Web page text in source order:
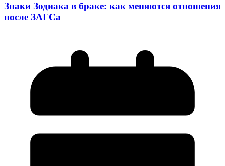
Знаки Зодиака в браке: как меняются отношения
после ЗАГСа